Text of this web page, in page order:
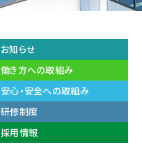
お知らせ
働き方への取組み
安心・安全への取組み
研修制度
採用情報